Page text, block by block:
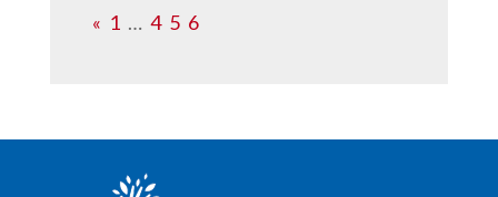
« 1 … 4 5 6